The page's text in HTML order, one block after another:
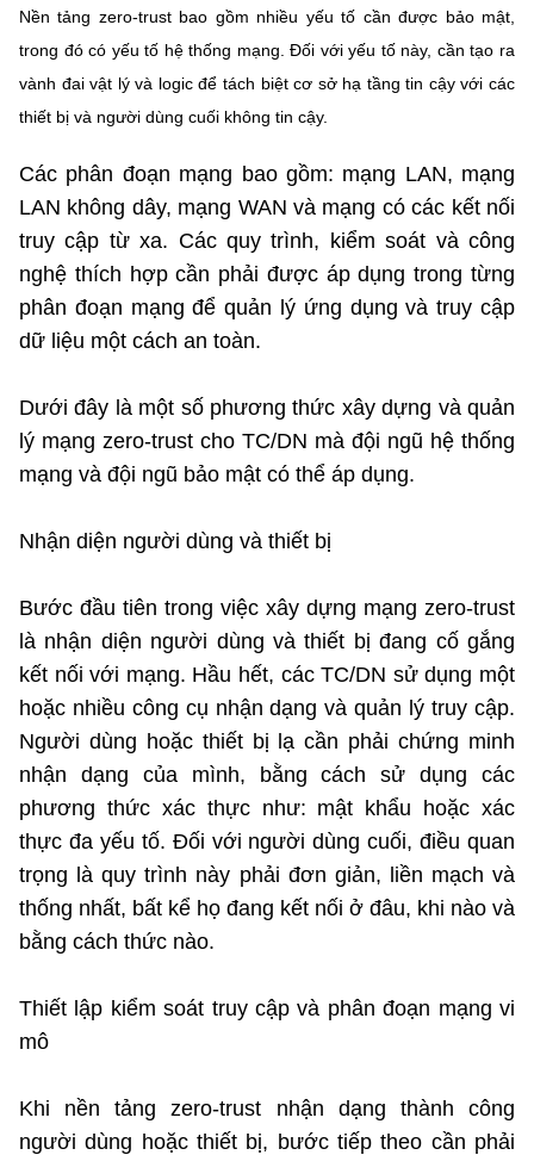
Tin tổng hợp
Sở hữu trí tuệ
Tiêu chuẩn, đo lường, chất lượng
Năng lượng nguyên tử
Infographic
Ảnh
Voice
Nhiệm vụ trọng tâm
Chọn ngôn ngữ
Vietnamese English
BỘ KHOA HỌC VÀ CÔNG NGHỆ
MINISTRY OF SCIENCE AND TECHNOLOGY
Điều khoản sử dụng Theo dõi MST: Góp ý
Cơ quan chủ quản: Bộ Khoa học và Công nghệ (MST)
Giám đốc Trung tâm Truyền thông Khoa học và Công nghệ.
Địa chỉ: Ban Biên tập Cổng TTĐT - 18 Nguyễn Du, TP. Hà Nội
Điện thoại: 024 3936 9506
Email: stc@mst.gov.vn
©2026 Bản quyền thuộc Bộ Khoa Học và Công Nghệ
(Ghi rõ nguồn "https://mst.gov.vn" khi phát hành lại thông tin từ
website này)
Nền tảng zero-trust bao gồm nhiều yếu tố cần được bảo mật,
trong đó có yếu tố hệ thống mạng. Đối với yếu tố này, cần tạo ra
vành đai vật lý và logic để tách biệt cơ sở hạ tầng tin cậy với các
thiết bị và người dùng cuối không tin cậy.
Các phân đoạn mạng bao gồm: mạng LAN, mạng
LAN không dây, mạng WAN và mạng có các kết nối
truy cập từ xa. Các quy trình, kiểm soát và công
nghệ thích hợp cần phải được áp dụng trong từng
phân đoạn mạng để quản lý ứng dụng và truy cập
dữ liệu một cách an toàn.
Dưới đây là một số phương thức xây dựng và quản
lý mạng zero-trust cho TC/DN mà đội ngũ hệ thống
mạng và đội ngũ bảo mật có thể áp dụng.
Nhận diện người dùng và thiết bị
Bước đầu tiên trong việc xây dựng mạng zero-trust
là nhận diện người dùng và thiết bị đang cố gắng
kết nối với mạng. Hầu hết, các TC/DN sử dụng một
hoặc nhiều công cụ nhận dạng và quản lý truy cập.
Người dùng hoặc thiết bị lạ cần phải chứng minh
nhận dạng của mình, bằng cách sử dụng các
phương thức xác thực như: mật khẩu hoặc xác
thực đa yếu tố. Đối với người dùng cuối, điều quan
trọng là quy trình này phải đơn giản, liền mạch và
thống nhất, bất kể họ đang kết nối ở đâu, khi nào và
bằng cách thức nào.
Thiết lập kiểm soát truy cập và phân đoạn mạng vi
mô
Khi nền tảng zero-trust nhận dạng thành công
người dùng hoặc thiết bị, bước tiếp theo cần phải